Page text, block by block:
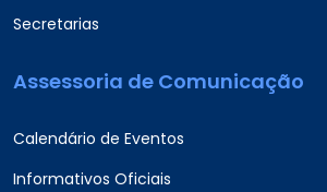
Secretarias
Assessoria de Comunicação
Calendário de Eventos
Informativos Oficiais